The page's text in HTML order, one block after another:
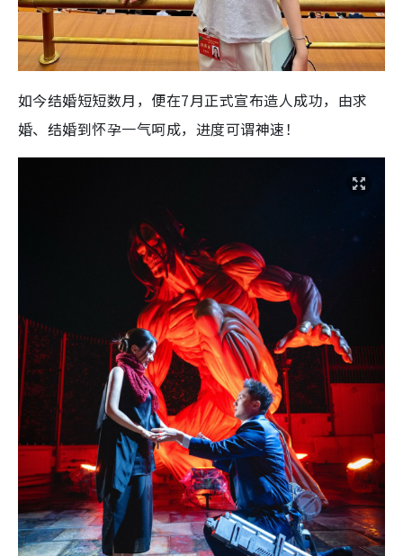
如今结婚短短数月，便在7月正式宣布造人成功，由求
婚、结婚到怀孕一气呵成，进度可谓神速！